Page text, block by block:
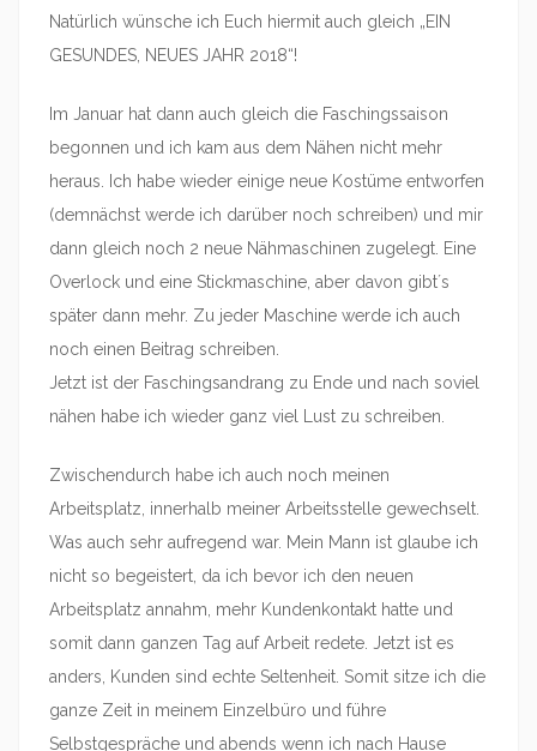
Natürlich wünsche ich Euch hiermit auch gleich „EIN
GESUNDES, NEUES JAHR 2018“!
Im Januar hat dann auch gleich die Faschingssaison
begonnen und ich kam aus dem Nähen nicht mehr
heraus. Ich habe wieder einige neue Kostüme entworfen
(demnächst werde ich darüber noch schreiben) und mir
dann gleich noch 2 neue Nähmaschinen zugelegt. Eine
Overlock und eine Stickmaschine, aber davon gibt´s
später dann mehr. Zu jeder Maschine werde ich auch
noch einen Beitrag schreiben.
Jetzt ist der Faschingsandrang zu Ende und nach soviel
nähen habe ich wieder ganz viel Lust zu schreiben.
Zwischendurch habe ich auch noch meinen
Arbeitsplatz, innerhalb meiner Arbeitsstelle gewechselt.
Was auch sehr aufregend war. Mein Mann ist glaube ich
nicht so begeistert, da ich bevor ich den neuen
Arbeitsplatz annahm, mehr Kundenkontakt hatte und
somit dann ganzen Tag auf Arbeit redete. Jetzt ist es
anders, Kunden sind echte Seltenheit. Somit sitze ich die
ganze Zeit in meinem Einzelbüro und führe
Selbstgespräche und abends wenn ich nach Hause